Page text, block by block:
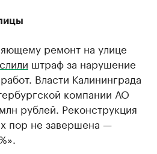
ремонт на улице
штраф за нарушение
Власти Калининграда
компании АО
рублей. Реконструкция
пор не завершена —